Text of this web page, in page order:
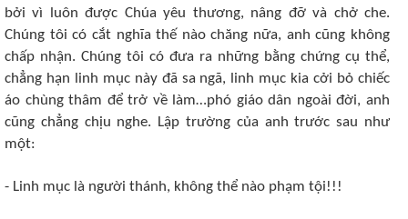
bởi vì luôn được Chúa yêu thương, nâng đỡ và chở che.
Chúng tôi có cắt nghĩa thế nào chăng nữa, anh cũng không
chấp nhận. Chúng tôi có đưa ra những bằng chứng cụ thể,
chẳng hạn linh mục này đã sa ngã, linh mục kia cởi bỏ chiếc
áo chùng thâm để trở về làm…phó giáo dân ngoài đời, anh
cũng chẳng chịu nghe. Lập trường của anh trước sau như
một:
- Linh mục là người thánh, không thể nào phạm tội!!!